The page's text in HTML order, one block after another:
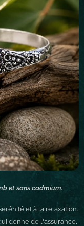
et sans cadmium.
et à la relaxation.
donne de l'assurance,